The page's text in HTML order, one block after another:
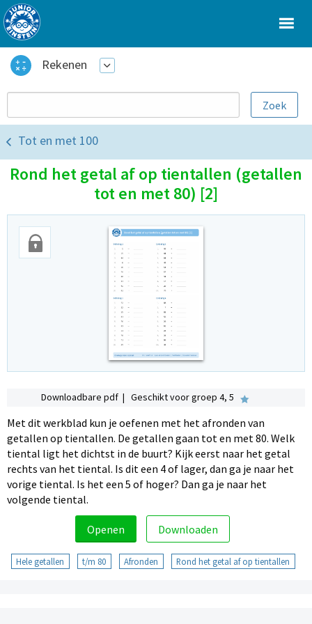
Rekenen
Tot en met 100
Rond het getal af op tientallen (getallen
tot en met 80) [2]
Downloadbare pdf | Geschikt voor groep 4, 5
Met dit werkblad kun je oefenen met het afronden van
getallen op tientallen. De getallen gaan tot en met 80. Welk
tiental ligt het dichtst in de buurt? Kijk eerst naar het getal
rechts van het tiental. Is dit een 4 of lager, dan ga je naar het
vorige tiental. Is het een 5 of hoger? Dan ga je naar het
volgende tiental.
Openen Downloaden
Hele getallen t/m 80 Afronden Rond het getal af op tientallen